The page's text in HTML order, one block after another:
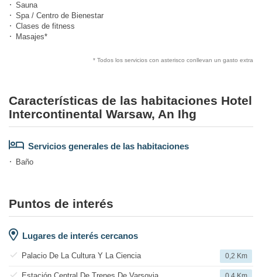
Sauna
Spa / Centro de Bienestar
Clases de fitness
Masajes*
* Todos los servicios con asterisco conllevan un gasto extra
Características de las habitaciones Hotel
Intercontinental Warsaw, An Ihg
Servicios generales de las habitaciones
Baño
Puntos de interés
Lugares de interés cercanos
Palacio De La Cultura Y La Ciencia 0,2 Km